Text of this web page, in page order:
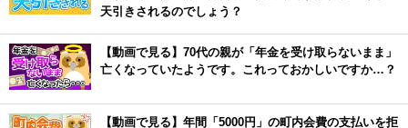
天引きされるのでしょう？
【動画で見る】70代の親が「年金を受け取らないまま」
亡くなっていたようです。これっておかしいですか…？
【動画で見る】年間「5000円」の町内会費の支払いを拒